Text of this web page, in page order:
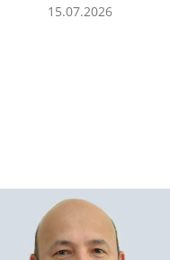
15.07.2026